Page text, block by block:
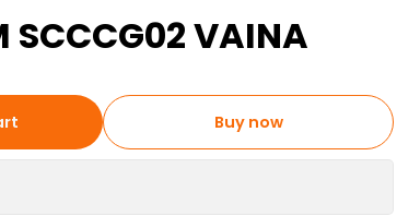
SCCCG02 VAINA
Buy now